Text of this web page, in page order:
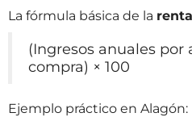
La fórmula básica de la
(Ingresos anuales por
compra) × 100
Ejemplo práctico en Alagón: